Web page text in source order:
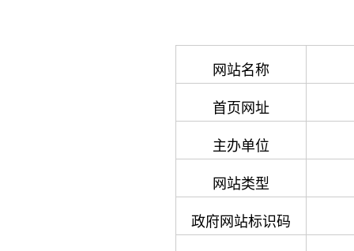
网站名称
首页网址
主办单位
网站类型
政府网站标识码